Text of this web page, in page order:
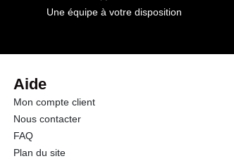
Une équipe à votre disposition
Aide
Mon compte client
Nous contacter
FAQ
Plan du site